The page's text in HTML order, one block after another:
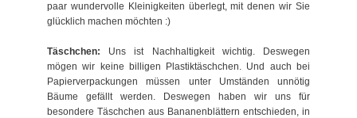
paar wundervolle Kleinigkeiten überlegt, mit denen wir Sie
glücklich machen möchten :)
Täschchen: Uns ist Nachhaltigkeit wichtig. Deswegen
mögen wir keine billigen Plastiktäschchen. Und auch bei
Papierverpackungen müssen unter Umständen unnötig
Bäume gefällt werden. Deswegen haben wir uns für
besondere Täschchen aus Bananenblättern entschieden, in